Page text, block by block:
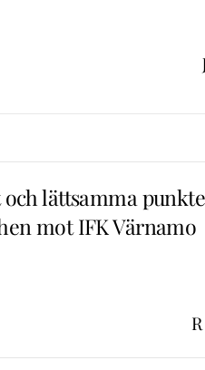
och lättsamma
mot IFK Värnamo